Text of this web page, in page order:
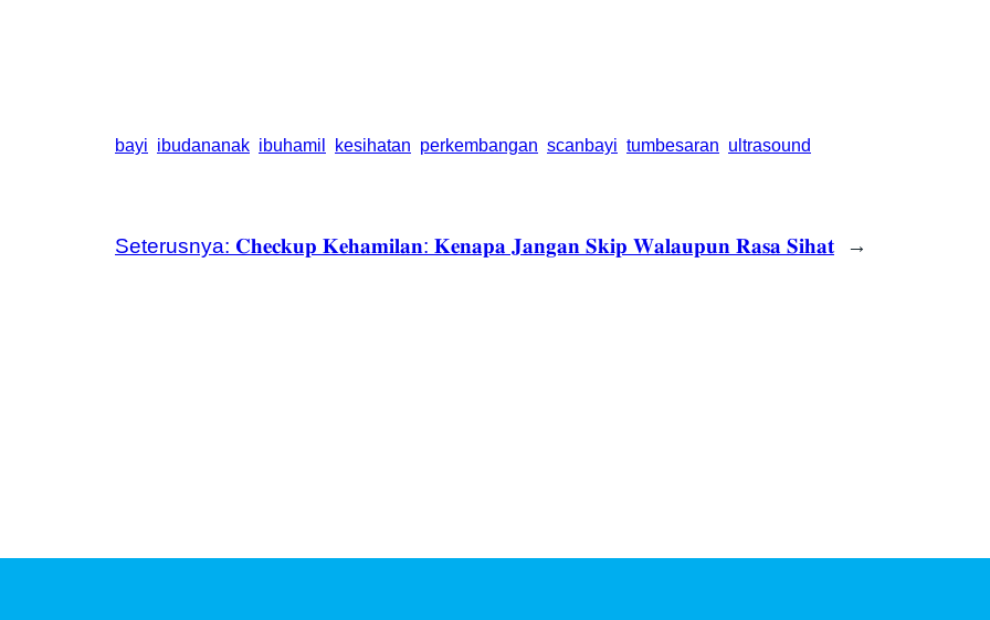
bayi ibudananak ibuhamil kesihatan perkembangan scanbayi tumbesaran ultrasound
Seterusnya: 𝐂𝐡𝐞𝐜𝐤𝐮𝐩 𝐊𝐞𝐡𝐚𝐦𝐢𝐥𝐚𝐧: 𝐊𝐞𝐧𝐚𝐩𝐚 𝐉𝐚𝐧𝐠𝐚𝐧 𝐒𝐤𝐢𝐩 𝐖𝐚𝐥𝐚𝐮𝐩𝐮𝐧 𝐑𝐚𝐬𝐚 𝐒𝐢𝐡𝐚𝐭 →